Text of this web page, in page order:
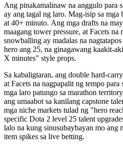
Ang pinakamalinaw na anggulo para
ay ang tagal ng laro. Mag-isip sa mga
at 40+ minuto. Ang mga drafts na
maagang tower pressure, at Facets na
snowballing ay madalas na
hero ang 25, na ginagawang kaakit-
X minutes" style props.
Sa kabaligtaran, ang double hard-
at Facets na nagpapalit ng tempo
mga laro patungo sa marathon
ang umaabot sa kanilang capstone
mga niche markets tulad ng "hero
specific Dota 2 level 25 talent
lalo na kung sinusubaybayan mo ang
item spikes sa live betting.